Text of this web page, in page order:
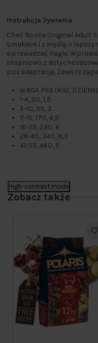
Instrukcja żywienia
Choć Bozita Original Adult
smakiem i z myślą o
wprowadzać nagle.
stopniowo z
psu adaptację. Zawsze
WAGA PSA (KG),
1-4, 50, 1,5
5-10, 115, 3
11-15, 170, 4,5
16-25, 240, 6
26-40, 345, 8,5
41-55, 460, 11
High-contrast mode
Zobacz także